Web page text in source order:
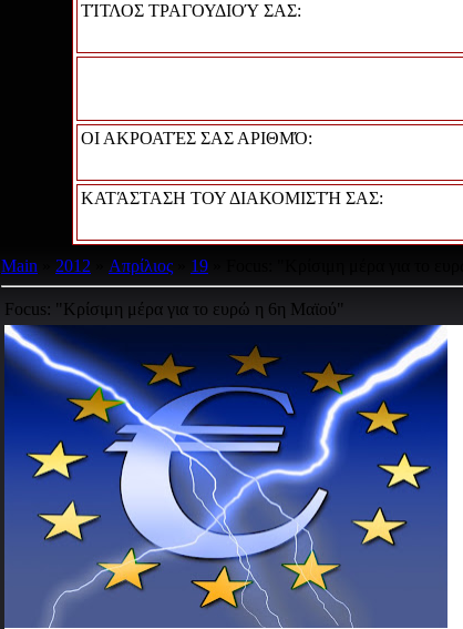
ΤΊΤΛΟΣ ΤΡΑΓΟΥΔΙΟΎ ΣΑΣ:
ΟΙ ΑΚΡΟΑΤΈΣ ΣΑΣ ΑΡΙΘΜΌ:
ΚΑΤΆΣΤΑΣΗ ΤΟΥ ΔΙΑΚΟΜΙΣΤΉ ΣΑΣ:
Main 2012 Απρίλιος 19
Focus: "Κρίσιμη μέρα για το ευρώ η 6η Μαϊού"